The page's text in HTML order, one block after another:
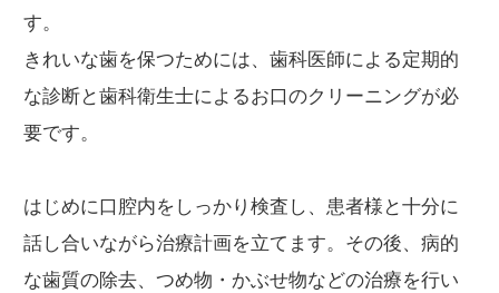
す。
きれいな歯を保つためには、歯科医師による定期的
な診断と歯科衛生士によるお口のクリーニングが必
要です。
はじめに口腔内をしっかり検査し、患者様と十分に
話し合いながら治療計画を立てます。その後、病的
な歯質の除去、つめ物・かぶせ物などの治療を行い